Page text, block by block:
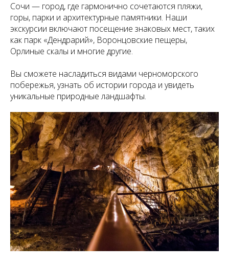
Сочи — город, где гармонично сочетаются пляжи,
горы, парки и архитектурные памятники. Наши
экскурсии включают посещение знаковых мест, таких
как парк «Дендрарий», Воронцовские пещеры,
Орлиные скалы и многие другие.
Вы сможете насладиться видами черноморского
побережья, узнать об истории города и увидеть
уникальные природные ландшафты.